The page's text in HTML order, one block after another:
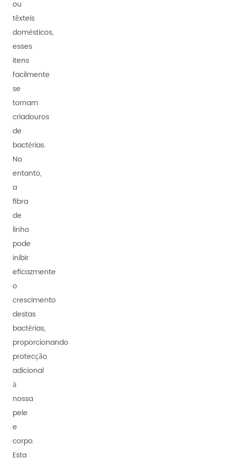
ou
têxteis
domésticos,
esses
itens
facilmente
se
tornam
criadouros
de
bactérias.
No
entanto,
a
fibra
de
linho
pode
inibir
eficazmente
o
crescimento
destas
bactérias,
proporcionando
protecção
adicional
à
nossa
pele
e
corpo.
Esta